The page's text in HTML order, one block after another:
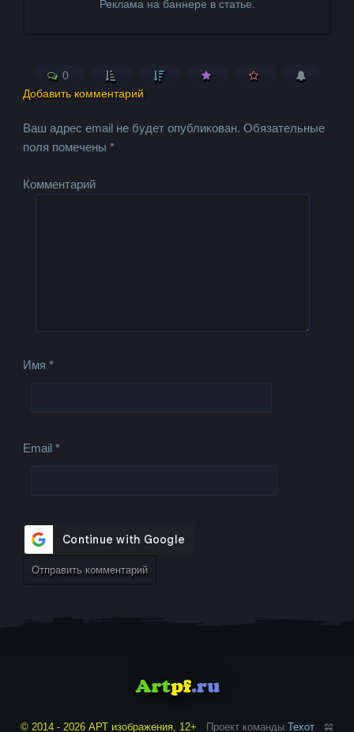
Реклама на баннере в статье.
0
Добавить комментарий
Ваш адрес email не будет опубликован. Обязательные
поля помечены*
Комментарий
Имя*
Email*
© 2014 - 2026 АРТ изображения, 12+ Проект команды Техот 𝌴